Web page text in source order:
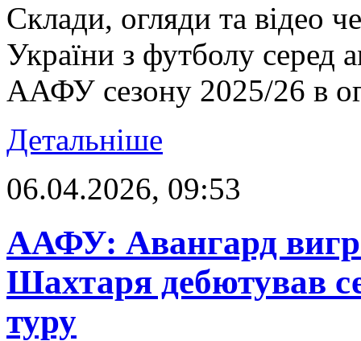
Склади, огляди та відео
України з футболу серед
ААФУ сезону 2025/26 в
Детальніше
06.04.2026, 09:53
ААФУ: Авангард
Шахтаря дебютував
туру